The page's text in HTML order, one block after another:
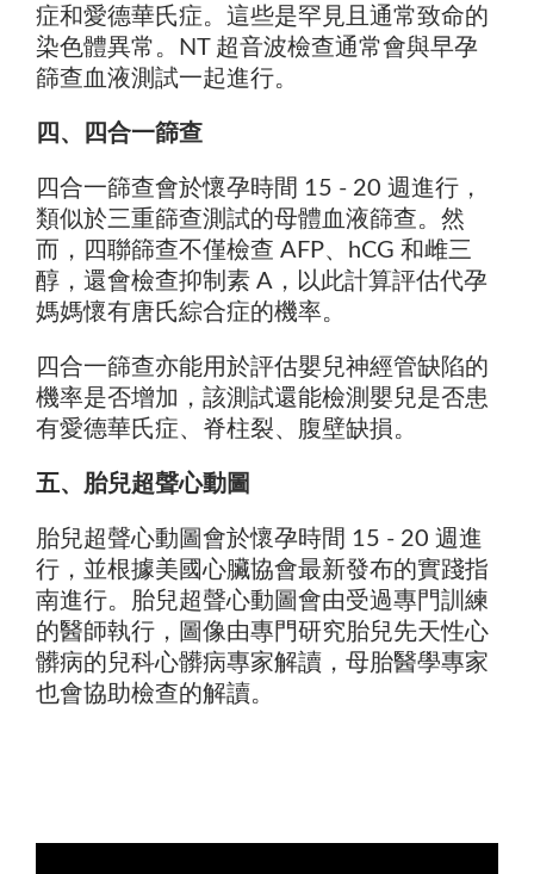
症和愛德華氏症。這些是罕見且通常致命的
染色體異常。NT 超音波檢查通常會與早孕
篩查血液測試一起進行。
四、四合一篩查
四合一篩查會於懷孕時間 15 - 20 週進行，
類似於三重篩查測試的母體血液篩查。然
而，四聯篩查不僅檢查 AFP、hCG 和雌三
醇，還會檢查抑制素 A，以此計算評估代孕
媽媽懷有唐氏綜合症的機率。
四合一篩查亦能用於評估嬰兒神經管缺陷的
機率是否增加，該測試還能檢測嬰兒是否患
有愛德華氏症、脊柱裂、腹壁缺損。
五、胎兒超聲心動圖
胎兒超聲心動圖會於懷孕時間 15 - 20 週進
行，並根據美國心臟協會最新發布的實踐指
南進行。胎兒超聲心動圖會由受過專門訓練
的醫師執行，圖像由專門研究胎兒先天性心
髒病的兒科心髒病專家解讀，母胎醫學專家
也會協助檢查的解讀。